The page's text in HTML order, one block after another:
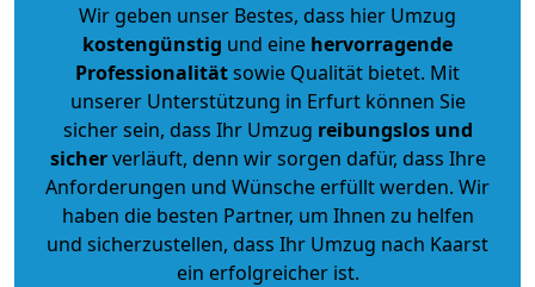
Wir geben unser Bestes, dass hier Umzug
kostengünstig und eine hervorragende
Professionalitätsowie Qualität bietet. Mit
unserer Unterstützung in Erfurt können Sie
sicher sein, dass Ihr Umzug reibungslos und
sicherverläuft, denn wir sorgen dafür, dass Ihre
Anforderungen und Wünsche erfüllt werden. Wir
haben die besten Partner, um Ihnen zu helfen
und sicherzustellen, dass Ihr Umzug nach Kaarst
ein erfolgreicher ist.